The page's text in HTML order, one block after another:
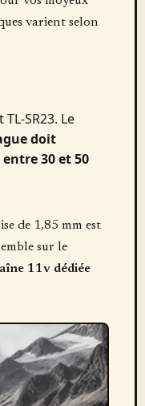
varient selon
SR23. Le
doit
30 et 50
de 1,85 mm est
sur le
11v dédiée